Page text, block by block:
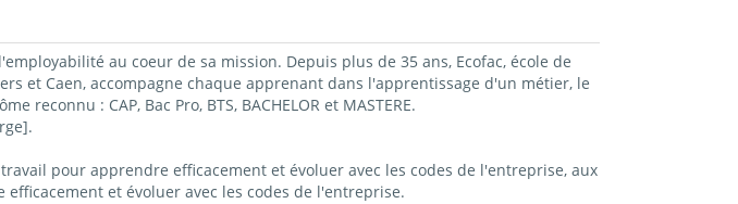
au coeur de sa mission. Depuis plus de 35 ans, Ecofac, école de
et Caen, accompagne chaque apprenant dans l'apprentissage d'un métier, le
: CAP, Bac Pro, BTS, BACHELOR et MASTERE.
pour apprendre efficacement et évoluer avec les codes de l'entreprise, aux
et évoluer avec les codes de l'entreprise.